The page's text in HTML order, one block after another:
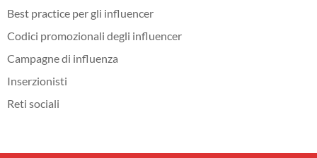
Best practice per gli influencer
Codici promozionali degli influencer
Campagne di influenza
Inserzionisti
Reti sociali